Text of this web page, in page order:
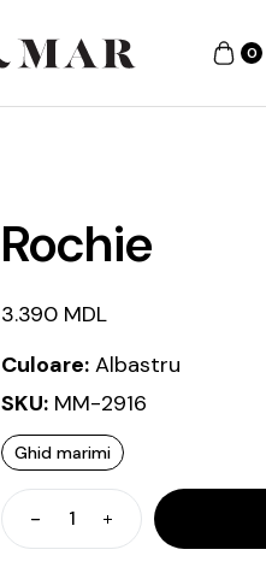
0
Rochie
3.390 MDL
Culoare: Albastru
SKU: MM-2916
Ghid marimi
Cantitate